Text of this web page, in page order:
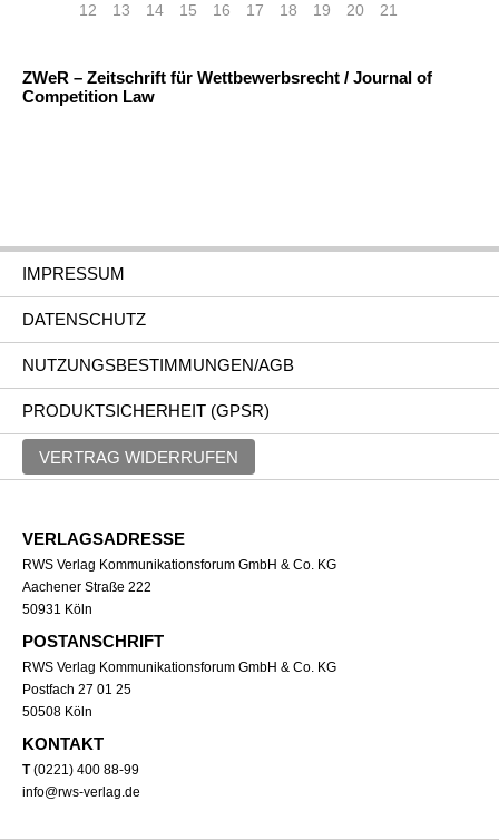
12 13 14 15 16 17 18 19 20 21
ZWeR – Zeitschrift für Wettbewerbsrecht / Journal of
Competition Law
IMPRESSUM
DATENSCHUTZ
NUTZUNGSBESTIMMUNGEN/AGB
PRODUKTSICHERHEIT (GPSR)
VERTRAG WIDERRUFEN
VERLAGSADRESSE
RWS Verlag Kommunikationsforum GmbH & Co. KG
Aachener Straße 222
50931 Köln
POSTANSCHRIFT
RWS Verlag Kommunikationsforum GmbH & Co. KG
Postfach 27 01 25
50508 Köln
KONTAKT
T(0221) 400 88-99
info@rws-verlag.de